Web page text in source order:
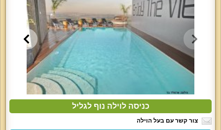
כניסה לוילה נוף לגליל
צור קשר עם בעל הוילה